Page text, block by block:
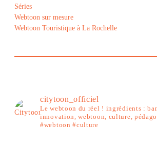
Séries
Webtoon sur mesure
Webtoon Touristique à La Rochelle
citytoon_officiel
Le webtoon du réel ! ingrédients :
innovation, webtoon, culture,
#webtoon #culture